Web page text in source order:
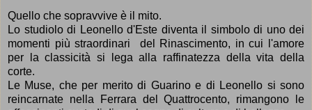
Quello che sopravvive è il mito.
Lo studiolo di Leonello d'Este diventa il simbolo di uno dei
momenti più straordinari del Rinascimento, in cui l'amore
per la classicità si lega alla raffinatezza della vita della
corte.
Le Muse, che per merito di Guarino e di Leonello si sono
reincarnate nella Ferrara del Quattrocento, rimangono le